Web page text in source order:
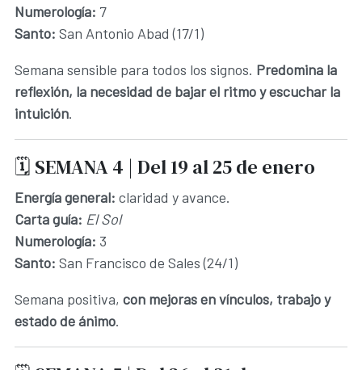
Numerología: 7
Santo: San Antonio Abad (17/1)
Semana sensible para todos los signos. Predomina la
reflexión, la necesidad de bajar el ritmo y escuchar la
intuición.
🗓️ SEMANA 4 | Del 19 al 25 de enero
Energía general: claridad y avance.
Carta guía: El Sol
Numerología: 3
Santo: San Francisco de Sales (24/1)
Semana positiva, con mejoras en vínculos, trabajo y
estado de ánimo.